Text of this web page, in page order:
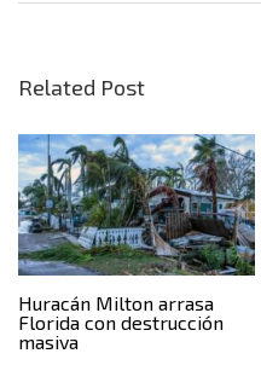
Related Post
Huracán Milton arrasa
Florida con destrucción
masiva